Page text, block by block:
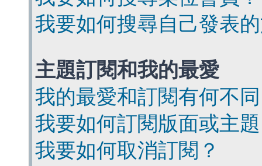
我要如何搜尋自己發表
主題訂閱和我的最愛
我的最愛和訂閱有何不
我要如何訂閱版面或主
我要如何取消訂閱？